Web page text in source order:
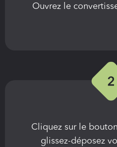
Ouvrez le
Cliquez sur le
glissez-déposez